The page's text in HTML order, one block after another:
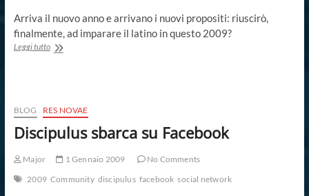
Arriva il nuovo anno e arrivano i nuovi propositi: riuscirò,
finalmente, ad imparare il latino in questo 2009?
Leggi tuttoRiprende
Latino
BLOG RES NOVAE
Discipulus sbarca su Facebook
Major 1 Gennaio 2009
No Comments
2009 Community discipulus facebook social network